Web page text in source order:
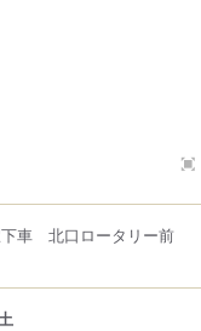
車 北口ロータリー前